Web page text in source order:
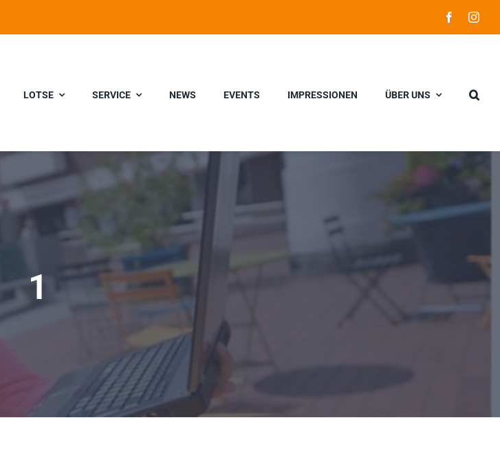
LOTSE SERVICE NEWS EVENTS IMPRESSIONEN ÜBER UNS
1